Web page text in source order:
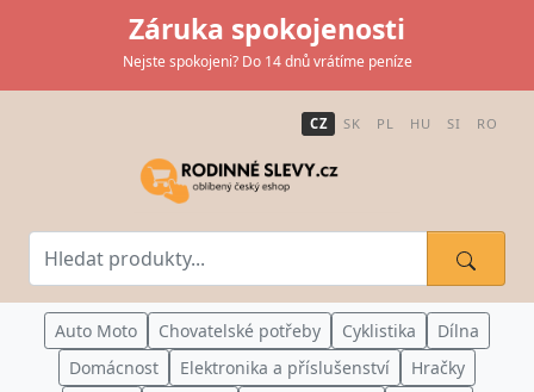
Záruka spokojenosti
Nejste spokojeni? Do 14 dnů vrátíme peníze
CZ SK PL HU SI RO
Auto Moto Chovatelské potřeby Cyklistika
Dílna
Domácnost
Elektronika a příslušenství
Hračky